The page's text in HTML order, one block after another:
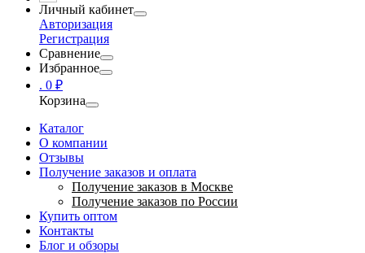
Личный кабинет
Авторизация
Регистрация
Сравнение
Избранное
. 0 ₽
Корзина
Каталог
О компании
Отзывы
Получение заказов и оплата
Получение заказов в Москве
Получение заказов по России
Купить оптом
Контакты
Блог и обзоры